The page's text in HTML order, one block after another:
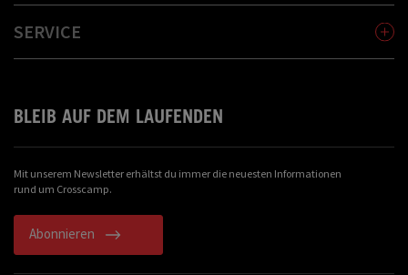
SERVICE
BLEIB AUF DEM LAUFENDEN
Mit unserem Newsletter erhältst du immer die neuesten Informationen
rund um Crosscamp.
Abonnieren